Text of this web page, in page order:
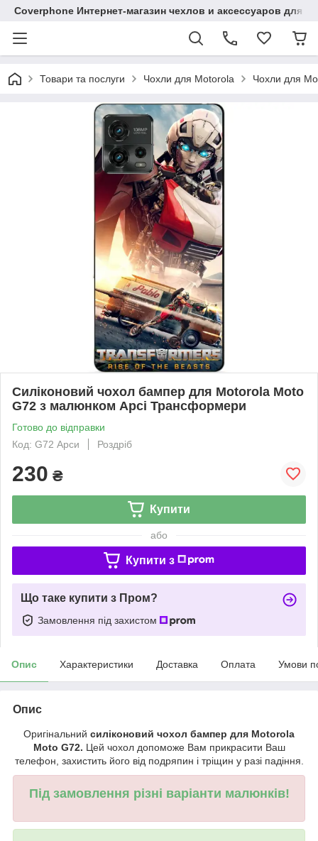
Coverphone Интернет-магазин чехлов и аксессуаров для
Товари та послуги Чохли для Motorola Чохли для
Силіконовий чохол бампер для Motorola Moto
G72 з малюнком Арсі Трансформери
Готово до відправки
Код: G72 Арси
Роздріб
230 ₴
Купити
або
Купити з
Що таке купити з Пром?
Замовлення під захистом
Опис Характеристики Доставка Оплата Умови
Опис
Оригінальний силіконовий чохол бампер для Motorola
Moto G72. Цей чохол допоможе Вам прикрасити Ваш
телефон, захистить його від подряпин і тріщин у разі падіння.
Під замовлення різні варіанти малюнків!